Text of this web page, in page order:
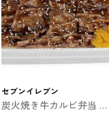
セブンイレブン
炭火焼き牛カルビ弁当 セ